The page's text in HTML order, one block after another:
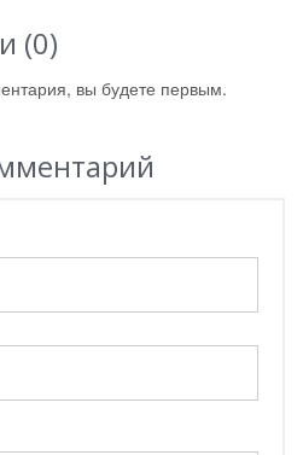
(0)
вы будете первым.